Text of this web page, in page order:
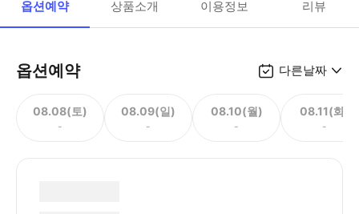
옵션예약 상품소개 이용정보 리뷰
옵션예약 다른날짜
08.08(토)
-
08.09(일)
-
08.10(월)
-
08.11(화)
-